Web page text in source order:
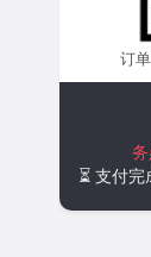
订
务
⏳ 支付